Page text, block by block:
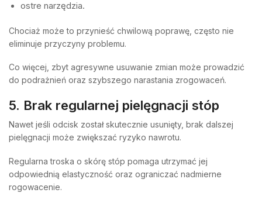
ostre narzędzia.
Chociaż może to przynieść chwilową poprawę, często nie
eliminuje przyczyny problemu.
Co więcej, zbyt agresywne usuwanie zmian może prowadzić
do podrażnień oraz szybszego narastania zrogowaceń.
5. Brak regularnej pielęgnacji stóp
Nawet jeśli odcisk został skutecznie usunięty, brak dalszej
pielęgnacji może zwiększać ryzyko nawrotu.
Regularna troska o skórę stóp pomaga utrzymać jej
odpowiednią elastyczność oraz ograniczać nadmierne
rogowacenie.